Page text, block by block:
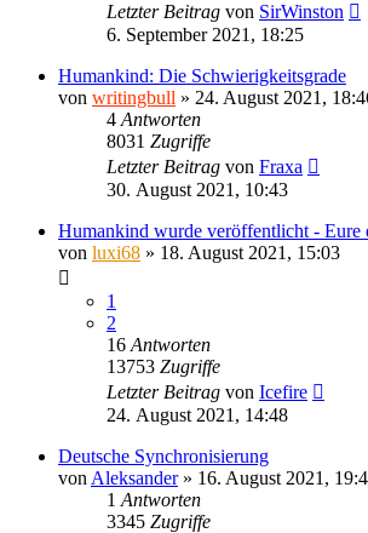
Letzter Beitrag von SirWinston
6. September 2021, 18:25
Humankind: Die Schwierigkeitsgrade
von writingbull » 24. August 2021,
4 Antworten
8031 Zugriffe
Letzter Beitrag von Fraxa
30. August 2021, 10:43
Humankind wurde veröffentlicht - Eure
von luxi68 » 18. August 2021, 15:03
1
2
16 Antworten
13753 Zugriffe
Letzter Beitrag von Icefire
24. August 2021, 14:48
Deutsche Synchronisierung
von Aleksander» 16. August 2021,
1 Antworten
3345 Zugriffe